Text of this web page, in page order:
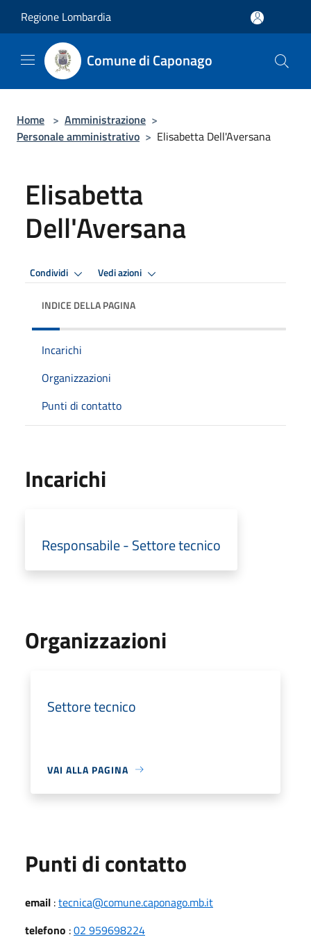
Regione Lombardia
Comune di Caponago
Home > Amministrazione >
Personale amministrativo > Elisabetta Dell'Aversana
Elisabetta
Dell'Aversana
Condividi Vedi azioni
INDICE DELLA PAGINA
Incarichi
Organizzazioni
Punti di contatto
Incarichi
Responsabile - Settore tecnico
Organizzazioni
Settore tecnico
VAI ALLA PAGINA
Punti di contatto
email :tecnica@comune.caponago.mb.it
telefono :02 959698224